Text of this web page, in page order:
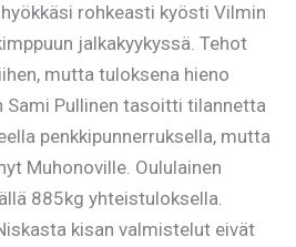
rohkeasti kyösti Vilmin
jalkakyykyssä. Tehot
mutta tuloksena hieno
Sami Pullinen tasoitti tilannetta
penkkipunnerruksella, mutta
Muhonoville. Oululainen
885kg yhteistuloksella.
kisan valmistelut eivät